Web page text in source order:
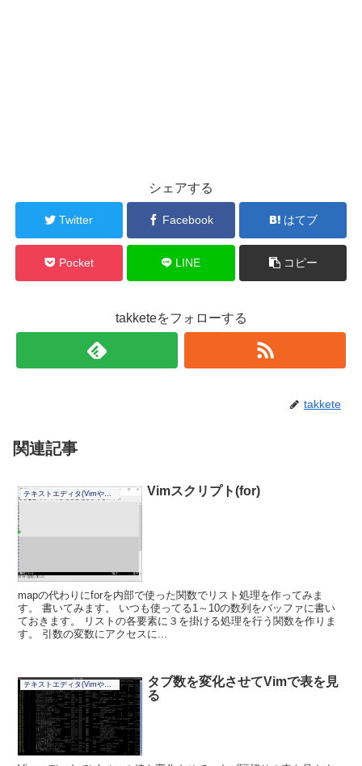
シェアする
Twitter Facebook はてブ
Pocket LINE コピー
takketeをフォローする
takkete
関連記事
テキストエディタ(Vimやその他) Vimスクリプト(for)
mapの代わりにforを内部で使った関数でリスト処理を作ってみま
す。 書いてみます。 いつも使ってる1～10の数列をバッファに書い
ておきます。 リストの各要素に３を掛ける処理を行う関数を作りま
す。 引数の変数にアクセスに...
テキストエディタ(Vimやその他)
タブ数を変化させてVimで表を見
る